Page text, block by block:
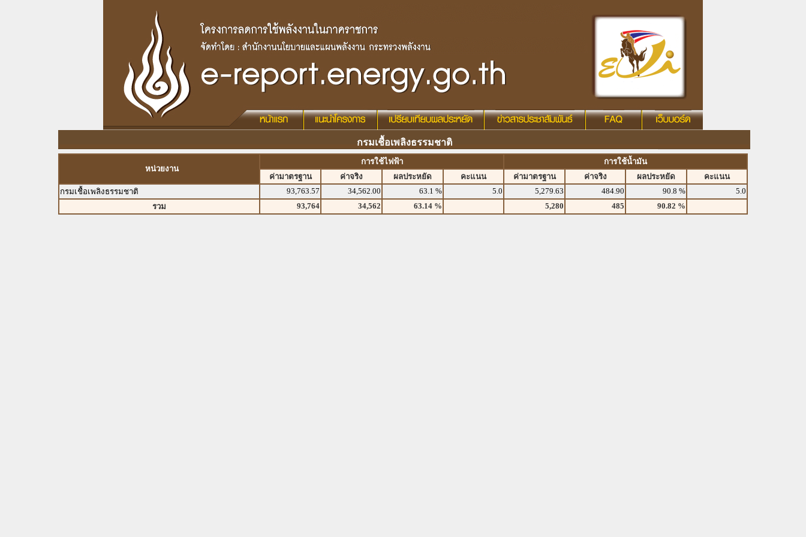
กรมเชื้อเพลิงธรรมชาติ
หน่วยงาน
การใช้ไฟฟ้า
การใช้น้ำมัน
ค่ามาตรฐาน
ค่าจริง ผลประหยัด คะแนน ค่ามาตรฐาน ค่าจริง ผลประหยัด
คะแนน
กรมเชื้อเพลิงธรรมชาติ
93,763.57 34,562.00 63.1 % 5.0 5,279.63 484.90 90.8 %
5.0
รวม
93,764 34,562 63.14 % 5,280 485 90.82 %